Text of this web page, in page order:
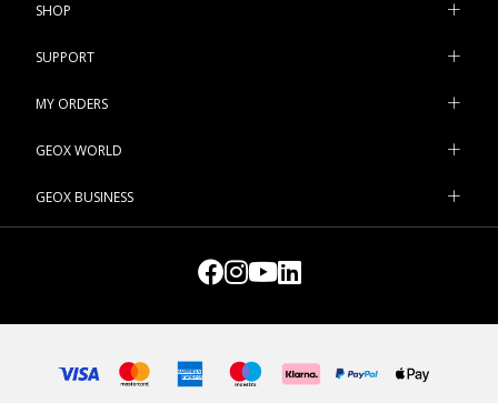
SHOP
SUPPORT
MY ORDERS
GEOX WORLD
GEOX BUSINESS